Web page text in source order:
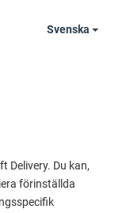
Svenska
Delivery. Du kan,
förinställda